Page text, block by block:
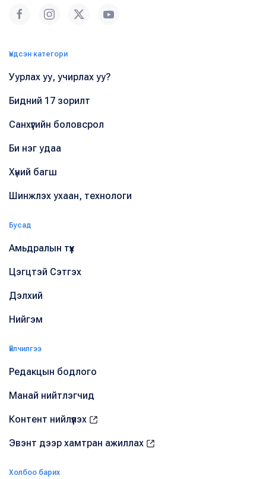
Үндсэн категори
Уурлах уу, учирлах уу?
Бидний 17 зорилт
Санхүүгийн боловсрол
Би нэг удаа
Хүний багш
Шинжлэх ухаан, технологи
Бусад
Амьдралын түүх
Цэгцтэй Сэтгэх
Дэлхий
Нийгэм
Үйлчилгээ
Редакцын бодлого
Манай нийтлэгчид
Контент нийлүүлэх
Эвэнт дээр хамтран ажиллах
Холбоо барих